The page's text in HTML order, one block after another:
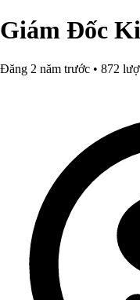
Giám Đốc
Đăng 2 năm trước • 872